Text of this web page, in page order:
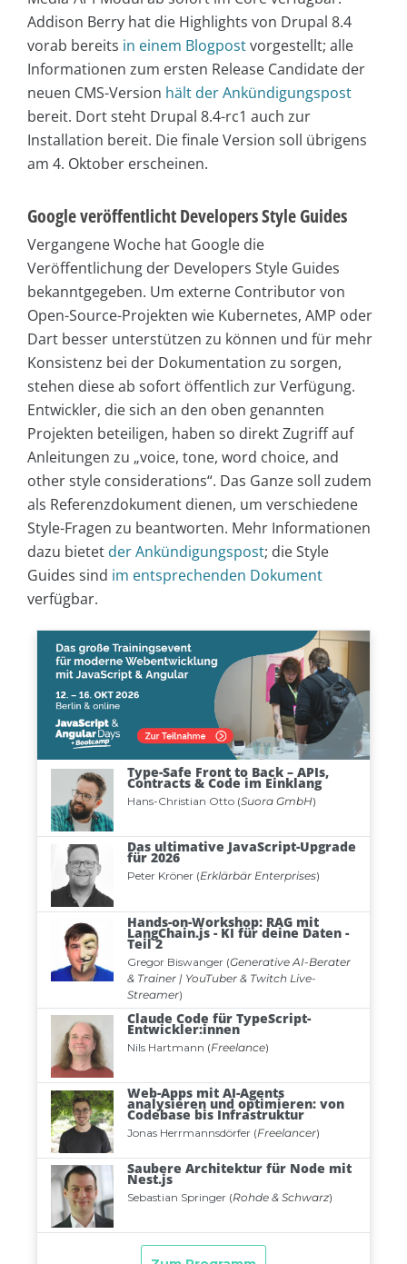
Addison Berry hat die Highlights von Drupal 8.4
vorab bereits in einem Blogpostvorgestellt; alle
Informationen zum ersten Release Candidate der
neuen CMS-Version hält der Ankündigungspost
bereit. Dort steht Drupal 8.4-rc1 auch zur
Installation bereit. Die finale Version soll übrigens
am 4. Oktober erscheinen.
Google veröffentlicht Developers Style Guides
Vergangene Woche hat Google die
Veröffentlichung der Developers Style Guides
bekanntgegeben. Um externe Contributor von
Open-Source-Projekten wie Kubernetes, AMP oder
Dart besser unterstützen zu können und für mehr
Konsistenz bei der Dokumentation zu sorgen,
stehen diese ab sofort öffentlich zur Verfügung.
Entwickler, die sich an den oben genannten
Projekten beteiligen, haben so direkt Zugriff auf
Anleitungen zu „voice, tone, word choice, and
other style considerations“. Das Ganze soll zudem
als Referenzdokument dienen, um verschiedene
Style-Fragen zu beantworten. Mehr Informationen
dazu bietet der Ankündigungspost; die Style
Guides sind im entsprechenden Dokument
verfügbar.